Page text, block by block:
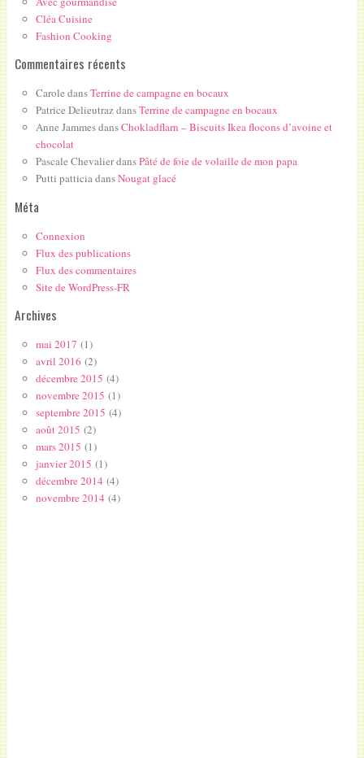
Cléa Cuisine
Fashion Cooking
Commentaires récents
Carole dansTerrine de campagne en bocaux
Patrice DelieutrazdansTerrine de campagne en bocaux
Anne JammesdansChokladflarn – Biscuits Ikea flocons d’avoine et
chocolat
Pascale ChevalierdansPâté de foie de volaille de mon papa
Putti patticiadansNougat glacé
Méta
Connexion
Flux des publications
Flux des commentaires
Site de WordPress-FR
Archives
mai 2017 (1)
avril 2016 (2)
décembre 2015 (4)
novembre 2015 (1)
septembre 2015 (4)
août 2015 (2)
mars 2015 (1)
janvier 2015 (1)
décembre 2014(4)
novembre 2014(4)